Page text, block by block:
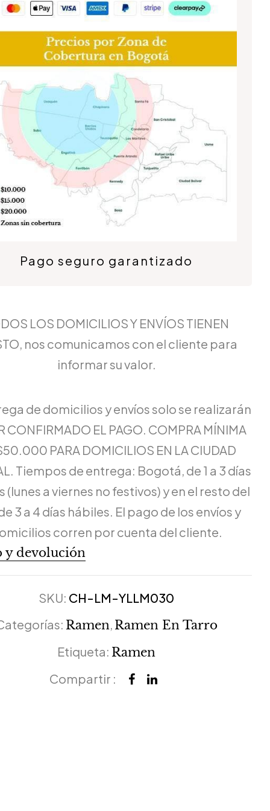
Pago seguro garantizado
LOS DOMICILIOS Y ENVÍOS TIENEN
nos comunicamos con el cliente para
informar su valor.
de domicilios y envíos solo se realizarán
CONFIRMADO EL PAGO. COMPRA MÍNIMA
PARA DOMICILIOS EN LA CIUDAD
Tiempos de entrega: Bogotá, de 1 a 3 días
(lunes a viernes no festivos) y en el resto del
3 a 4 días hábiles. El pago de los envíos y
corren por cuenta del cliente.
y devolución
SKU: CH-LM-YLLM030
Ramen Ramen En Tarro
Etiqueta: Ramen
Compartir :